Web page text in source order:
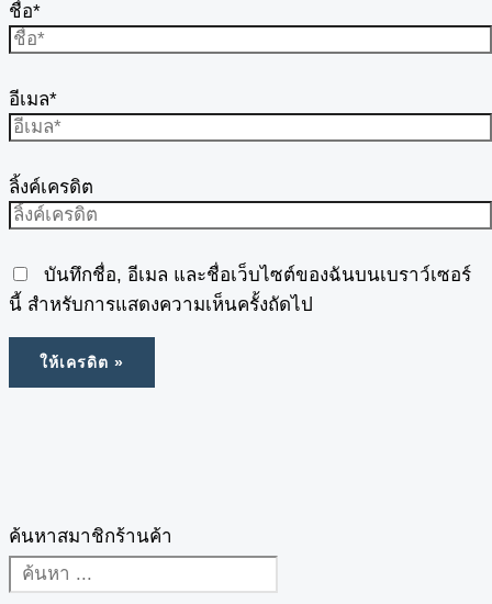
ชื่อ*
อีเมล*
ลิ้งค์เครดิต
บันทึกชื่อ, อีเมล และชื่อเว็บไซต์ของฉันบนเบราว์เซอร์
นี้ สำหรับการแสดงความเห็นครั้งถัดไป
ค้นหาสมาชิกร้านค้า